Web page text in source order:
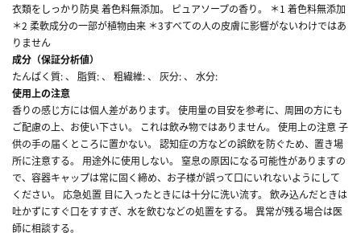
衣類をしっかり防臭 着色料無添加。 ピュアソープの香り。 ＊1 着色料無添加
＊2 柔軟成分の一部が植物由来 ＊3すべての人の皮膚に影響がないわけではあ
りません
成分（保証分析値）
たんぱく質: 、 脂質: 、 粗繊維: 、 灰分: 、 水分:
使用上の注意
香りの感じ方には個人差があります。 使用量の目安を参考に、周囲の方にも
ご配慮の上、お使い下さい。 これは飲み物ではありません。 使用上の注意 子
供の手の届くところに置かない。 認知症の方などの誤飲を防ぐため、置き場
所に注意する。 用途外に使用しない。 窒息の原因になる可能性がありますの
で、容器キャップは常に固く締め、お子様が誤って口にいれないようにして
ください。 応急処置 目に入ったときには十分に洗い流す。 飲み込んだときは
吐かずにすぐ口をすすぎ、水を飲むなどの処置をする。 異常が残る場合は医
師に相談する。